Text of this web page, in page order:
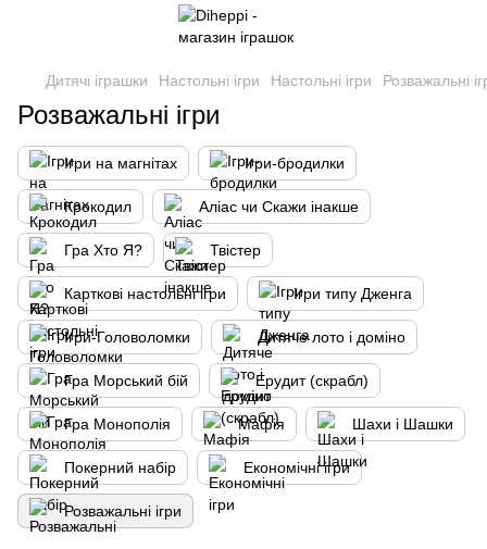
Дитячі іграшки Настольні ігри Настольні ігри Розважальні
Розважальні ігри
Ігри на магнітах Ігри-бродилки
Крокодил Аліас чи Скажи інакше
Гра Хто Я? Твістер
Карткові настольні ігри Ігри типу Дженга
Ігри-Головоломки Дитяче лото і доміно
Гра Морський бій Ерудит (скрабл)
Гра Монополія Мафія Шахи і Шашки
Покерний набір Економічні ігри
Розважальні ігри